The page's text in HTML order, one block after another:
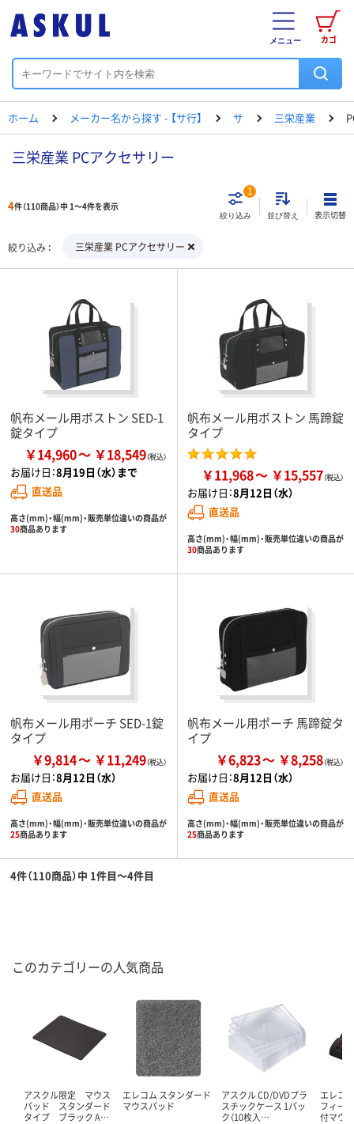
カゴ
メニュー
ホーム メーカー名から探す - 【サ行】 サ 三栄産業
三栄産業 PCアクセサリー
4件（110商品）中 1～4件を表示
絞り込み
1
並び替え 表示切替
絞り込み 三栄産業 PCアクセサリー
帆布メール用ボストン SED-1
錠タイプ
￥14,960 ￥18,549
お届け日：8月19日（水）まで
直送品
高さ(mm)・幅(mm)・販売単位違いの商品が
30商品あります
帆布メール用ボストン 馬蹄錠
タイプ
￥11,968 ￥15,557
お届け日：8月12日（水）
直送品
高さ(mm)・幅(mm)・販売単位違いの商品が
30商品あります
帆布メール用ポーチ SED-1錠
タイプ
￥9,814 ￥11,249
お届け日：8月12日（水）
直送品
高さ(mm)・幅(mm)・販売単位違いの商品が
25商品あります
帆布メール用ポーチ 馬蹄錠タ
イプ
￥6,823 ￥8,258
お届け日：8月12日（水）
直送品
高さ(mm)・幅(mm)・販売単位違いの商品が
25商品あります
4件（110商品）中 1件目～4件目
このカテゴリーの人気商品
アスクル限定 マウス
パッド スタンダード
タイプ ブラック A…
エレコム スタンダード
マウスパッド
アスクル CD/DVDプラ
スチックケース 1パッ
ク（10枚入…
エレコ
フィー
付マウ